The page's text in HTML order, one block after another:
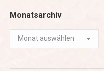
Monatsarchiv
Monatsarchiv